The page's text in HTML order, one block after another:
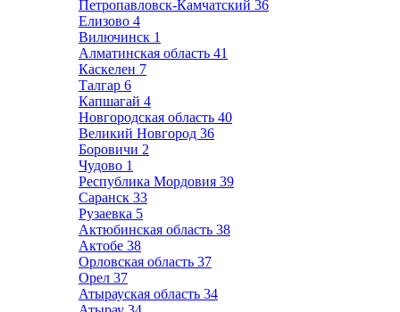
Петропавловск-Камчатский 36
Елизово 4
Вилючинск 1
Алматинская область 41
Каскелен 7
Талгар 6
Капшагай 4
Новгородская область 40
Великий Новгород 36
Боровичи 2
Чудово 1
Республика Мордовия 39
Саранск 33
Рузаевка 5
Актюбинская область 38
Актобе 38
Орловская область 37
Орел 37
Атырауская область 34